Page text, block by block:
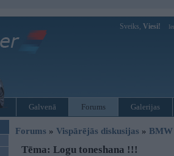
Sveiks, Viesi!
Galvenā Forums Galerijas
Forums » Vispārējās diskusijas » BMW
Tēma: Logu toneshana !!!